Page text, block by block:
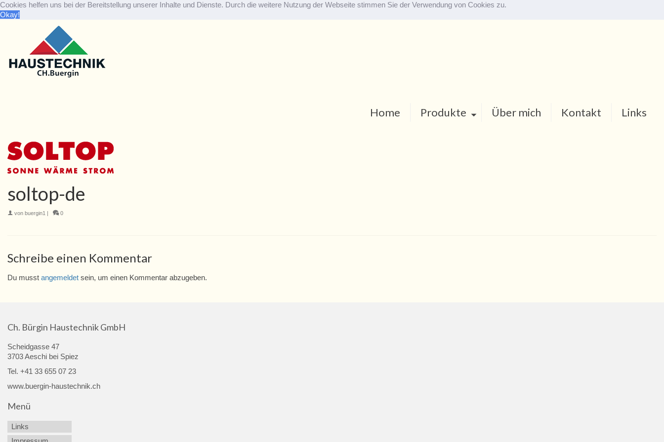
Cookies helfen uns bei der Bereitstellung unserer Inhalte und Dienste. Durch die weitere Nutzung der Webseite stimmen Sie der Verwendung von Cookies zu.
Okay!
Home Produkte Über mich Kontakt Links
soltop-de
von buergin1 | 0
Schreibe einen Kommentar
Du musst angemeldet sein, um einen Kommentar abzugeben.
Ch. Bürgin Haustechnik GmbH
Scheidgasse 47
3703 Aeschi bei Spiez
Tel. +41 33 655 07 23
www.buergin-haustechnik.ch
Menü
Links